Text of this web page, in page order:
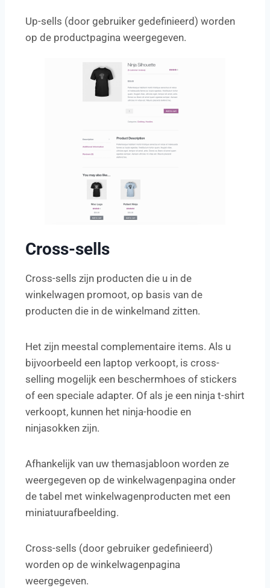
Up-sells (door gebruiker gedefinieerd) worden
op de productpagina weergegeven.
Cross-sells
Cross-sells zijn producten die u in de
winkelwagen promoot, op basis van de
producten die in de winkelmand zitten.
Het zijn meestal complementaire items. Als u
bijvoorbeeld een laptop verkoopt, is cross-
selling mogelijk een beschermhoes of stickers
of een speciale adapter. Of als je een ninja t-shirt
verkoopt, kunnen het ninja-hoodie en
ninjasokken zijn.
Afhankelijk van uw themasjabloon worden ze
weergegeven op de winkelwagenpagina onder
de tabel met winkelwagenproducten met een
miniatuurafbeelding.
Cross-sells (door gebruiker gedefinieerd)
worden op de winkelwagenpagina
weergegeven.